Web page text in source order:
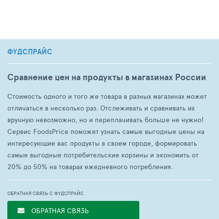
ФУДСПРАЙС
Сравнение цен на продукты в магазинах России
Стоимость одного и того же товара в разных магазинах может
отличаться в несколько раз. Отслеживать и сравнивать их
вручную невозможно, но и переплачивать больше не нужно!
Сервис FoodsPrice поможет узнать самые выгодные цены на
интересующие вас продукты в своем городе, формировать
самые выгодные потребительские корзины и экономить от
20% до 50% на товарах ежедневного потребления.
ОБРАТНАЯ СВЯЗЬ С ФУДСПРАЙС
ОБРАТНАЯ СВЯЗЬ